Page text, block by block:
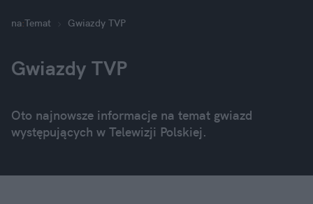
Rozrywka
na:Temat Gwiazdy TVP
Gwiazdy TVP
Oto najnowsze informacje na temat gwiazd
występujących w Telewizji Polskiej.